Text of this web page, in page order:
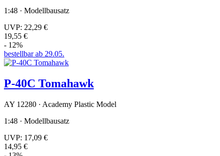
1:48 · Modellbausatz
UVP: 22,29 €
19,55 €
- 12%
bestellbar ab 29.05.
P-40C Tomahawk
AY 12280 · Academy Plastic Model
1:48 · Modellbausatz
UVP: 17,09 €
14,95 €